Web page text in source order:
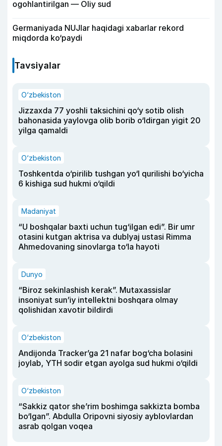
ogohlantirilgan — Oliy sud
Germaniyada NUJlar haqidagi xabarlar rekord
miqdorda ko‘paydi
Tavsiyalar
O‘zbekiston
Jizzaxda 77 yoshli taksichini qo‘y sotib olish
bahonasida yaylovga olib borib o‘ldirgan yigit 20
yilga qamaldi
O‘zbekiston
Toshkentda o‘pirilib tushgan yo‘l qurilishi bo‘yicha
6 kishiga sud hukmi o‘qildi
Madaniyat
“U boshqalar baxti uchun tug‘ilgan edi”. Bir umr
otasini kutgan aktrisa va dublyaj ustasi Rimma
Ahmedovaning sinovlarga to‘la hayoti
Dunyo
“Biroz sekinlashish kerak”. Mutaxassislar
insoniyat sun’iy intellektni boshqara olmay
qolishidan xavotir bildirdi
O‘zbekiston
Andijonda Tracker’ga 21 nafar bog‘cha bolasini
joylab, YTH sodir etgan ayolga sud hukmi o‘qildi
O‘zbekiston
“Sakkiz qator she’rim boshimga sakkizta bomba
bo‘lgan”. Abdulla Oripovni siyosiy ayblovlardan
asrab qolgan voqea